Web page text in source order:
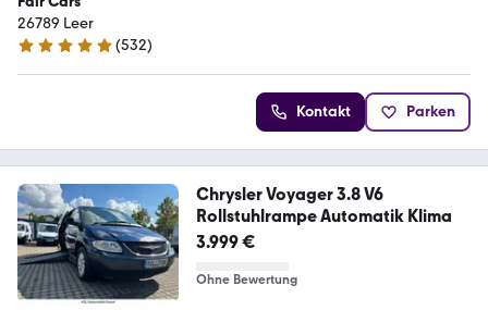
26789 Leer
4.9 Sterne
(532)
Kontakt Parken
Chrysler Voyager 3.8 V6
Rollstuhlrampe Automatik Klima
3.999 €
Ohne Bewertung